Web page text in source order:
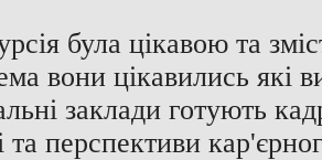
була цікавою та
вони цікавились які
заклади готують
та перспективи